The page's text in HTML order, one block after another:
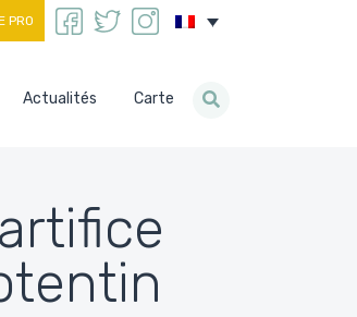
PRO
Actualités Carte